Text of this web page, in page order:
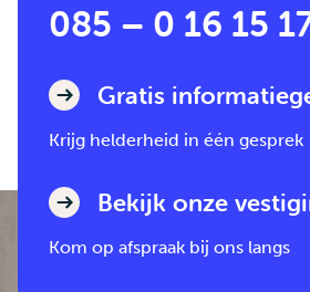
085 – 0 16 15
Gratis
Krijg helderheid in één gesprek
Bekijk onze
Kom op afspraak bij ons langs